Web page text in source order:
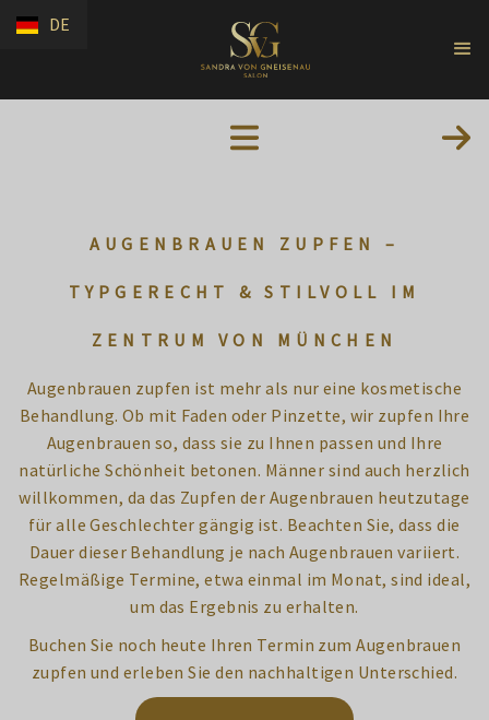
DE
AUGENBRAUEN ZUPFEN –
TYPGERECHT & STILVOLL IM
ZENTRUM VON MÜNCHEN
Augenbrauen zupfen ist mehr als nur eine kosmetische
Behandlung. Ob mit Faden oder Pinzette, wir zupfen Ihre
Augenbrauen so, dass sie zu Ihnen passen und Ihre
natürliche Schönheit betonen. Männer sind auch herzlich
willkommen, da das Zupfen der Augenbrauen heutzutage
für alle Geschlechter gängig ist. Beachten Sie, dass die
Dauer dieser Behandlung je nach Augenbrauen variiert.
Regelmäßige Termine, etwa einmal im Monat, sind ideal,
um das Ergebnis zu erhalten.
Buchen Sie noch heute Ihren Termin zum Augenbrauen
zupfen und erleben Sie den nachhaltigen Unterschied.